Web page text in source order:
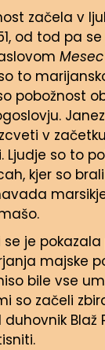
začela v
od tod pa
to
pobožnost
v
so to
kjer so
je
majske
bile vse
so začeli